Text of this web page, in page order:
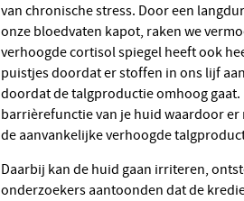
van chronische stress. Door een
onze bloedvaten kapot, raken we
verhoogde cortisol spiegel heeft ook
puistjes doordat er stoffen in ons lijf
doordat de talgproductie omhoog
barrièrefunctie van je huid waardoor
de aanvankelijke verhoogde
Daarbij kan de huid gaan irriteren, ontsteken of rood worden. Het is niet voor niets dat Britse
onderzoekers aantoonden dat de